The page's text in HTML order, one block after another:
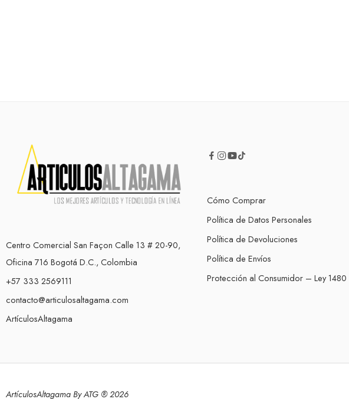
Centro Comercial San Façon Calle 13 # 20-90,
Oficina 716 Bogotá D.C., Colombia
+57 333 2569111
contacto@articulosaltagama.com
ArtículosAltagama
Cómo Comprar
Política de Datos Personales
Política de Devoluciones
Política de Envíos
Protección al Consumidor – Ley 1480
ArtículosAltagama By ATG ® 2026